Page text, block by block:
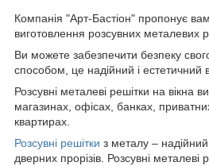
Компанія "Арт-Бастіон" пропонує
виготовлення розсувних металевих
Ви можете забезпечити безпеку
способом, це надійний і естетичний
Розсувні металеві решітки на вікна
магазинах, офісах, банках,
квартирах.
Розсувні решітки з металу – надійний
дверних прорізів. Розсувні металеві